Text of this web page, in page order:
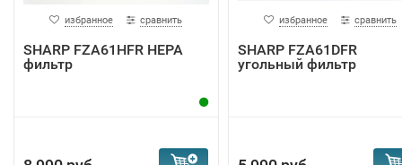
избранное сравнить
SHARP FZA61HFR HEPA
фильтр
избранное сравнить
SHARP FZA61DFR
угольный фильтр